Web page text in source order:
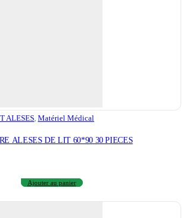
ALESES, Matériel Médical
ALESES DE LIT 60*90 30 PIECES
Ajouter au panier